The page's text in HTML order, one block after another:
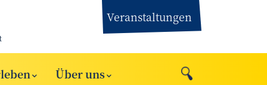
Veranstaltungen
Über uns